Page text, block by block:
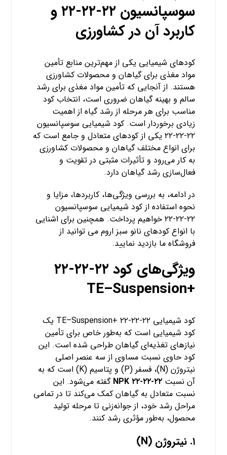
سوسپانسیون ۲۲-۲۲-۲۲ و
کاربرد آن در کشاورزی
کودهای شیمیایی یکی از مهم‌ترین منابع تأمین
مواد مغذی برای گیاهان و محصولات کشاورزی
هستند. از آنجایی که تأمین مواد مغذی برای رشد
سالم و بهینه گیاهان ضروری است، انتخاب کود
مناسب برای هر مرحله از رشد گیاه از اهمیت
زیادی برخوردار است. کود شیمیایی سوسپانسیون
۲۲-۲۲-۲۲ یکی از کودهای متعادل و جامع است که
برای انواع مختلف گیاهان و محصولات کشاورزی
به کار می‌رود و تأثیرات مثبتی در تقویت و
فعال‌سازی رشد گیاهان دارد.
در ادامه، به بررسی ویژگی‌ها، کاربردها، مزایا و
نحوه استفاده از کود شیمیایی سوسپانسیون
۲۲-۲۲-۲۲ خواهیم پرداخت. همچنین برای اشنایی
با انواع کودهای نانو سبز اروم می توانید از
فروشگاه ما بازدید نمایید.
ویژگی‌های کود ۲۲-۲۲-۲۲
+TE–Suspension
کود شیمیایی ۲۲-۲۲-۲۲ +TE–Suspension یک
کود شیمیایی است که به‌طور خاص برای تأمین
نیازهای تغذیه‌ای گیاهان طراحی شده است. این
کود حاوی نسبت مساوی از سه عنصر اصلی
نیتروژن (N)، فسفر (P) و پتاسیم (K) است که به
آن نسبتNPK ۲۲-۲۲-۲۲ گفته می‌شود. این
نسبت متعادل به گیاهان کمک می‌کند تا در تمامی
مراحل رشد خود، از جوانه‌زنی تا مرحله تولید
محصول، به‌طور مؤثری رشد کنند.
۱. نیتروژن (N)